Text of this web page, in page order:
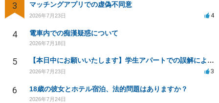
3 マッチングアプリでの虚偽不同意
2026年7月23日 4
4 電車内での痴漢疑惑について
2026年7月18日
5 【本日中にお願いいたします】学生アパートでの誤解による窃盗疑惑、今後の対応策は？
2026年7月23日 3
6 18歳の彼女とホテル宿泊、法的問題はありますか？
2026年7月24日